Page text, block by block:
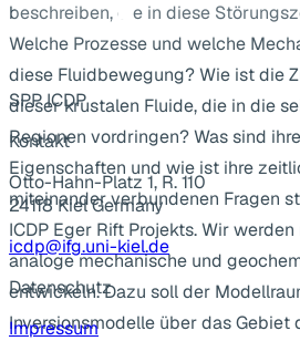
beschreiben, die in diese
Welche Prozesse und welche
diese Fluidbewegung? Wie ist die
dieser krustalen Fluide, die in die
Regionen vordringen? Was sind
Eigenschaften und wie ist ihre
miteinander verbundenen Fragen
ICDP Eger Rift Projekts. Wir
analoge mechanische und
entwickeln. Dazu soll der
Inversionsmodelle über das Gebiet
SPP ICDP
Kontakt
Otto-Hahn-Platz 1, R. 110
24118 Kiel Germany
icdp@ifg.uni-kiel.de
Datenschutz
Impressum